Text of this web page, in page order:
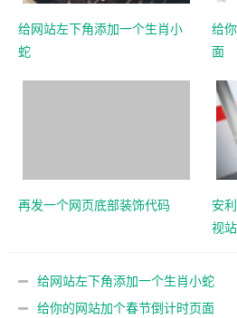
给网站左下角添加一个生肖小
蛇
给
面
再发一个网页底部装饰代码
安
视站
给网站左下角添加一个生肖小蛇
给你的网站加个春节倒计时页面